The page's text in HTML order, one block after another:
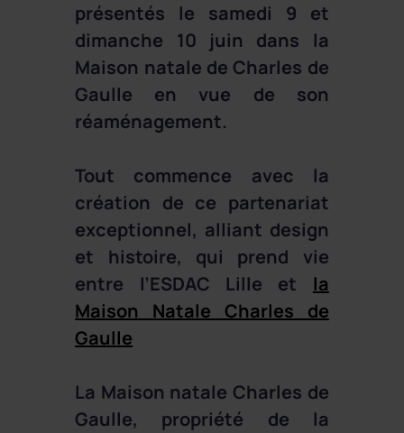
présentés le samedi 9 et
dimanche 10 juin dans la
Maison natale de Charles de
Gaulle en vue de son
réaménagement.
Tout commence avec la
création de ce partenariat
exceptionnel, alliant design
et histoire, qui prend vie
entre l’ESDAC Lille et la
Maison Natale Charles de
Gaulle
La Maison natale Charles de
Gaulle, propriété de la